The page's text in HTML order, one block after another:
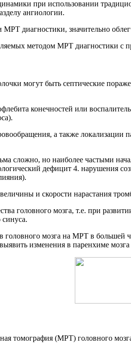
при использовании
ангиологии.
диагностики, значительно
методом МРТ диагностики
могут быть септические
конечностей или
а также
сложно, но наиболее частыми
дефицит 4. нарушения
и скорости нарастания
головного мозга, т.е. при
мозга на МРТ в
изменения в паренхиме мозга
томография (МРТ) головного